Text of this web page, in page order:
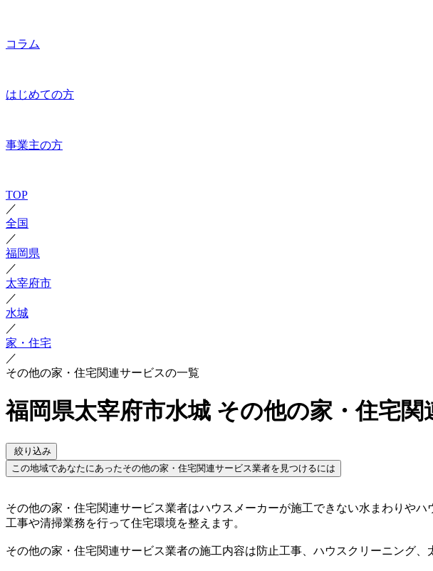
コラム
はじめての方
事業主の方
TOP
／
全国
／
福岡県
／
太宰府市
／
水城
／
家・住宅
／
その他の家・住宅関連サービスの一覧
福岡県太宰府市水城 その他の家・住宅
絞り込み
この地域であなたにあったその他の家・住宅関連サービス業者を見つけるには
その他の家・住宅関連サービス業者はハウスメーカーが施工できない水まわりや
工事や清掃業務を行って住宅環境を整えます。
その他の家・住宅関連サービス業者の施工内容は防止工事、ハウスクリーニング